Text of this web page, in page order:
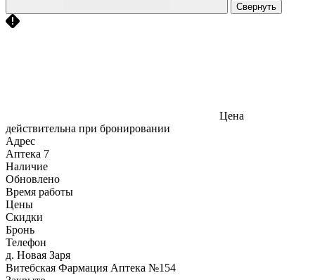
Свернуть
Цена
действительна при бронировании
Адрес
Аптека 7
Наличие
Обновлено
Время работы
Цены
Скидки
Бронь
Телефон
д. Новая Заря
Витебская Фармация Аптека №154